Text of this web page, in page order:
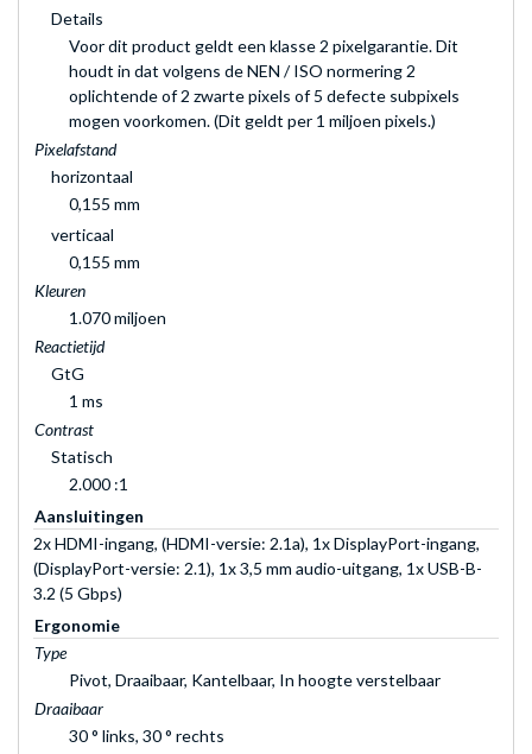
Details
Voor dit product geldt een klasse 2 pixelgarantie. Dit
houdt in dat volgens de NEN / ISO normering 2
oplichtende of 2 zwarte pixels of 5 defecte subpixels
mogen voorkomen. (Dit geldt per 1 miljoen pixels.)
Pixelafstand
horizontaal
0,155 mm
verticaal
0,155 mm
Kleuren
1.070 miljoen
Reactietijd
GtG
1 ms
Contrast
Statisch
2.000 :1
Aansluitingen
2x HDMI-ingang, (HDMI-versie: 2.1a), 1x DisplayPort-ingang,
(DisplayPort-versie: 2.1), 1x 3,5 mm audio-uitgang, 1x USB-B-
3.2 (5 Gbps)
Ergonomie
Type
Pivot, Draaibaar, Kantelbaar, In hoogte verstelbaar
Draaibaar
30 ° links, 30 ° rechts